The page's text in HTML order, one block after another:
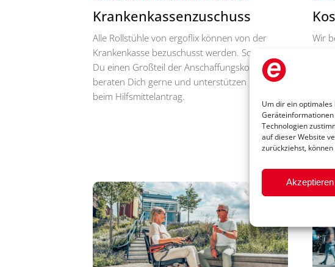
Um dir ein optimales
Technologien
auf dieser Website
zurückziehst,
Akzeptieren
Krankenkassenzuschuss
Alle Rollstühle von ergoflix können von der
Krankenkasse bezuschusst werden. So sparst
Du einen Großteil der Anschaffungskosten. Wir
beraten Dich gerne und unterstützen Dich
beim Hilfsmittelantrag.
Wir